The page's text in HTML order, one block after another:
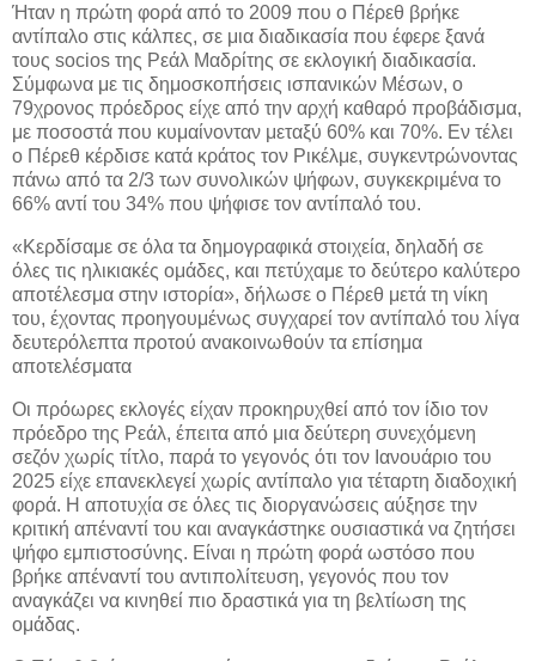
Ήταν η πρώτη φορά από το 2009 που ο Πέρεθ βρήκε
αντίπαλο στις κάλπες, σε μια διαδικασία που έφερε ξανά
τους socios της Ρεάλ Μαδρίτης σε εκλογική διαδικασία.
Σύμφωνα με τις δημοσκοπήσεις ισπανικών Μέσων, ο
79χρονος πρόεδρος είχε από την αρχή καθαρό προβάδισμα,
με ποσοστά που κυμαίνονταν μεταξύ 60% και 70%. Εν τέλει
ο Πέρεθ κέρδισε κατά κράτος τον Ρικέλμε, συγκεντρώνοντας
πάνω από τα 2/3 των συνολικών ψήφων, συγκεκριμένα το
66% αντί του 34% που ψήφισε τον αντίπαλό του.
«Κερδίσαμε σε όλα τα δημογραφικά στοιχεία, δηλαδή σε
όλες τις ηλικιακές ομάδες, και πετύχαμε το δεύτερο καλύτερο
αποτέλεσμα στην ιστορία», δήλωσε ο Πέρεθ μετά τη νίκη
του, έχοντας προηγουμένως συγχαρεί τον αντίπαλό του λίγα
δευτερόλεπτα προτού ανακοινωθούν τα επίσημα
αποτελέσματα
Οι πρόωρες εκλογές είχαν προκηρυχθεί από τον ίδιο τον
πρόεδρο της Ρεάλ, έπειτα από μια δεύτερη συνεχόμενη
σεζόν χωρίς τίτλο, παρά το γεγονός ότι τον Ιανουάριο του
2025 είχε επανεκλεγεί χωρίς αντίπαλο για τέταρτη διαδοχική
φορά. Η αποτυχία σε όλες τις διοργανώσεις αύξησε την
κριτική απέναντί του και αναγκάστηκε ουσιαστικά να ζητήσει
ψήφο εμπιστοσύνης. Είναι η πρώτη φορά ωστόσο που
βρήκε απέναντί του αντιπολίτευση, γεγονός που τον
αναγκάζει να κινηθεί πιο δραστικά για τη βελτίωση της
ομάδας.